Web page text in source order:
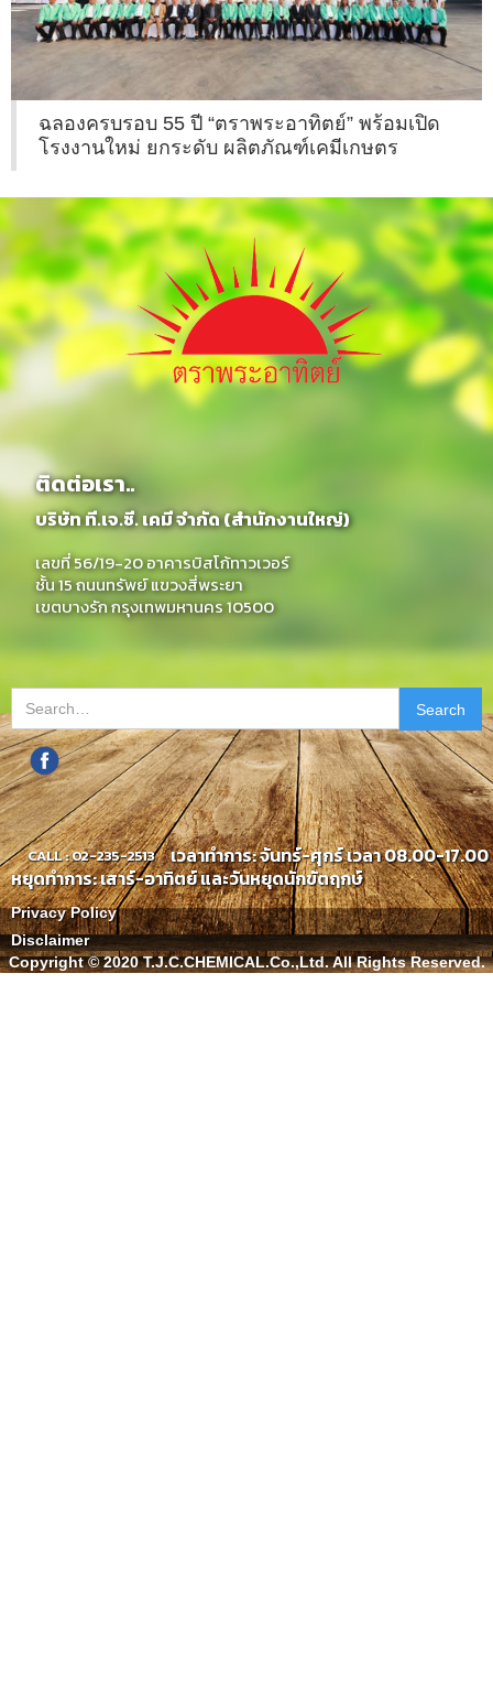
ฉลองครบรอบ 55 ปี “ตราพระอาทิตย์” พร้อมเปิด
โรงงานใหม่ ยกระดับ ผลิตภัณฑ์เคมีเกษตร
ติดต่อเรา..
บริษัท ที.เจ.ซี. เคมี จำกัด (สำนักงานใหญ่)
เลขที่ 56/19-20 อาคารบิสโก้ทาวเวอร์
ชั้น 15 ถนนทรัพย์ แขวงสี่พระยา
เขตบางรัก กรุงเทพมหานคร 10500
CALL : 02-235-2513
เวลาทำการ: จันทร์-ศุกร์ เวลา 08.00-17.00
หยุดทำการ: เสาร์-อาทิตย์ และวันหยุดนักขัตฤกษ์
Privacy Policy
Disclaimer
Copyright © 2020 T.J.C.CHEMICAL.Co.,Ltd. All Rights Reserved.